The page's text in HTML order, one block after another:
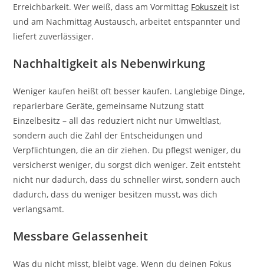
Erreichbarkeit. Wer weiß, dass am Vormittag Fokuszeit ist
und am Nachmittag Austausch, arbeitet entspannter und
liefert zuverlässiger.
Nachhaltigkeit als Nebenwirkung
Weniger kaufen heißt oft besser kaufen. Langlebige Dinge,
reparierbare Geräte, gemeinsame Nutzung statt
Einzelbesitz – all das reduziert nicht nur Umweltlast,
sondern auch die Zahl der Entscheidungen und
Verpflichtungen, die an dir ziehen. Du pflegst weniger, du
versicherst weniger, du sorgst dich weniger. Zeit entsteht
nicht nur dadurch, dass du schneller wirst, sondern auch
dadurch, dass du weniger besitzen musst, was dich
verlangsamt.
Messbare Gelassenheit
Was du nicht misst, bleibt vage. Wenn du deinen Fokus